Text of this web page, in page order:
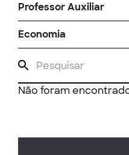
Professor Auxiliar
Economia
Não foram